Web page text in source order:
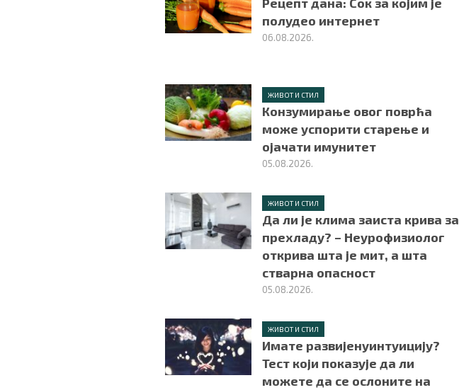
полудео интернет
06.08.2026.
ЖИВОТ И СТИЛ
Конзумирање овог поврћа
може успорити старење и
ојачати имунитет
05.08.2026.
ЖИВОТ И СТИЛ
Да ли је клима заиста крива за
прехладу? – Неурофизиолог
открива шта је мит, а шта
стварна опасност
05.08.2026.
ЖИВОТ И СТИЛ
Имате развијенуинтуицију?
Тест који показује да ли
можете да се ослоните на